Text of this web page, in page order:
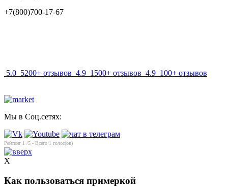
+7(800)700-17-67
5.0 5200+ отзывов 4.9 1500+ отзывов 4.9 100+ отзывов
Мы в Соц.сетях:
Рейтинг 1 /5 - Всего 1 голос(ов)
X
Как пользоваться примеркой